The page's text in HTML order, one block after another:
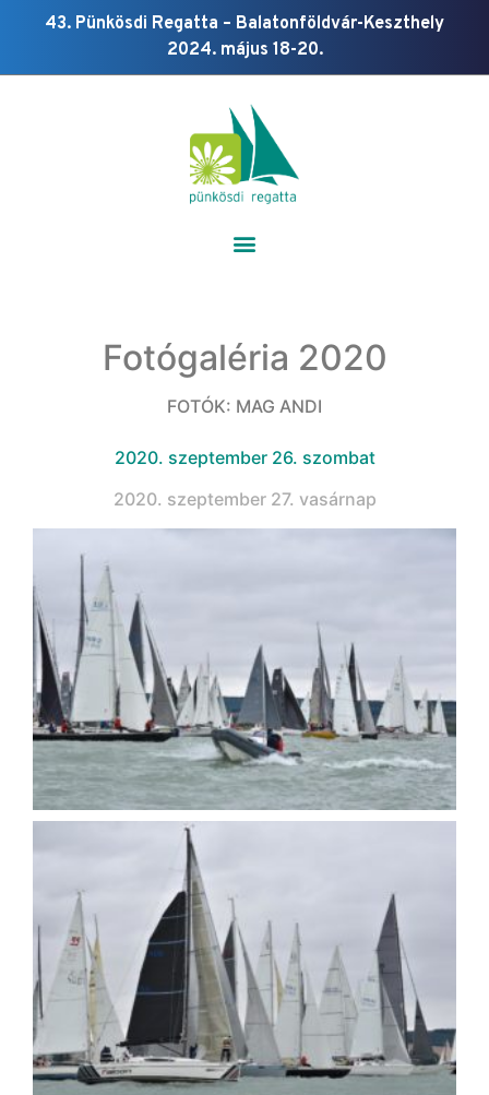
43. Pünkösdi Regatta – Balatonföldvár-Keszthely
2024. május 18-20.
Fotógaléria 2020
FOTÓK: MAG ANDI
2020. szeptember 26. szombat
2020. szeptember 27. vasárnap